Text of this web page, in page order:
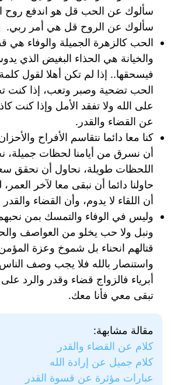
سألوك عن الحب قل هو اندفع روح
سألوك عن الروح قل هي أمر ربي.
الحب كالزهرة الجميلة والوفاء هي
والخيانة هي الحذاء البغيض الذي
فيسحقها.. إذا لم تكن أهلا لقول كلمة
الحب تضحية وصبر وتعب، إذا
على الله ولا تفقد الأمل وإذا كنت
عن القضاء والقدر.
كنا معا دائما نتقاسم الأفراح
أن نسرق من أيامنا لحظات جميلة،
اللحظات طويلة، نحاول أن نحقق
حاولنا دائما أن نبقى معا لآخر
أن اللقاء لا يدوم، وأن القضاء
وليس في الوفاء والتمسك بمن
ونبل ولا حب يخلو من العواصف
قتالهم انحناء بل شموخ وعزة
واستنصار بالله فلا يجب وصف
أبرياء فالزواج قضاء وقدر والرد
تبقى معي فأنا معك.
مقالة مشابهة:
كلام عن القضاء والقدر
كلام جميل عن إرادة الله
عبارات مؤثرة عن قسوة القدر